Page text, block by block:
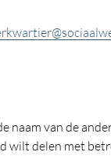
naam van de
wilt delen met